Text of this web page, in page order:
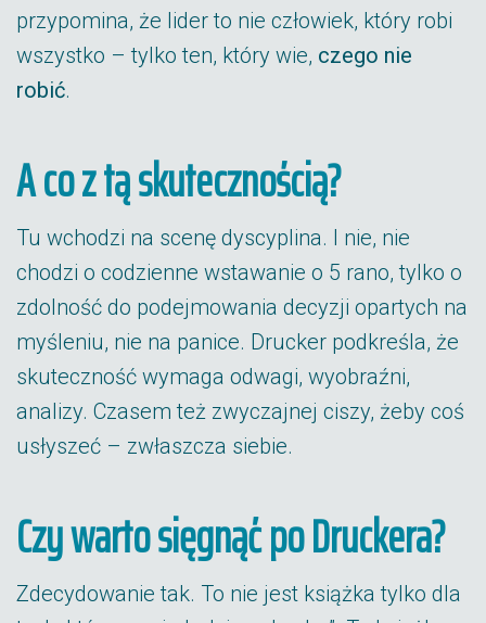
przypomina, że lider to nie człowiek, który robi
wszystko – tylko ten, który wie, czego nie
robić.
A co z tą skutecznością?
Tu wchodzi na scenę dyscyplina. I nie, nie
chodzi o codzienne wstawanie o 5 rano, tylko o
zdolność do podejmowania decyzji opartych na
myśleniu, nie na panice. Drucker podkreśla, że
skuteczność wymaga odwagi, wyobraźni,
analizy. Czasem też zwyczajnej ciszy, żeby coś
usłyszeć – zwłaszcza siebie.
Czy warto sięgnąć po Druckera?
Zdecydowanie tak. To nie jest książka tylko dla